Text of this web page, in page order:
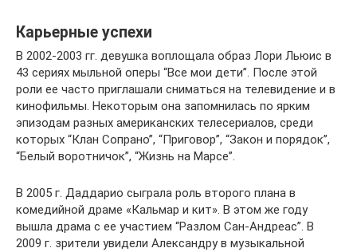
Карьерные успехи
В 2002-2003 гг. девушка воплощала образ Лори Льюис в
43 сериях мыльной оперы “Все мои дети”. После этой
роли ее часто приглашали сниматься на телевидение и в
кинофильмы. Некоторым она запомнилась по ярким
эпизодам разных американских телесериалов, среди
которых “Клан Сопрано”, “Приговор”, “Закон и порядок”,
“Белый воротничок”, “Жизнь на Марсе”.
В 2005 г. Даддарио сыграла роль второго плана в
комедийной драме «Кальмар и кит». В этом же году
вышла драма с ее участием “Разлом Сан-Андреас”. В
2009 г. зрители увидели Александру в музыкальной